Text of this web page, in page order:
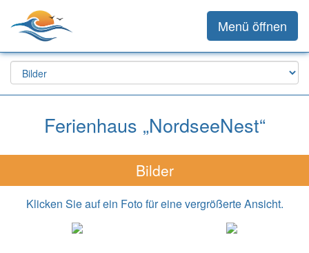
Menü öffnen
Ferienhaus „NordseeNest“
Bilder
Klicken Sie auf ein Foto für eine vergrößerte Ansicht.